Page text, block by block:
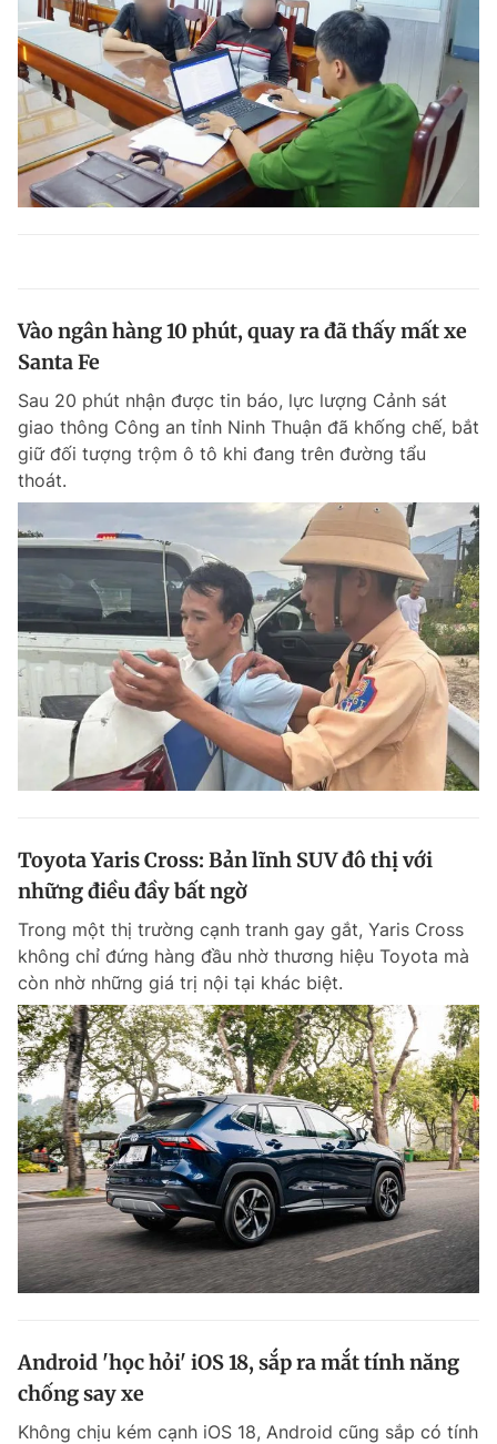
Vào ngân hàng 10 phút, quay ra đã thấy mất xe
Santa Fe
Sau 20 phút nhận được tin báo, lực lượng Cảnh sát
giao thông Công an tỉnh Ninh Thuận đã khống chế, bắt
giữ đối tượng trộm ô tô khi đang trên đường tẩu
thoát.
Toyota Yaris Cross: Bản lĩnh SUV đô thị với
những điều đầy bất ngờ
Trong một thị trường cạnh tranh gay gắt, Yaris Cross
không chỉ đứng hàng đầu nhờ thương hiệu Toyota mà
còn nhờ những giá trị nội tại khác biệt.
Android 'học hỏi' iOS 18, sắp ra mắt tính năng
chống say xe
Không chịu kém cạnh iOS 18, Android cũng sắp có tính